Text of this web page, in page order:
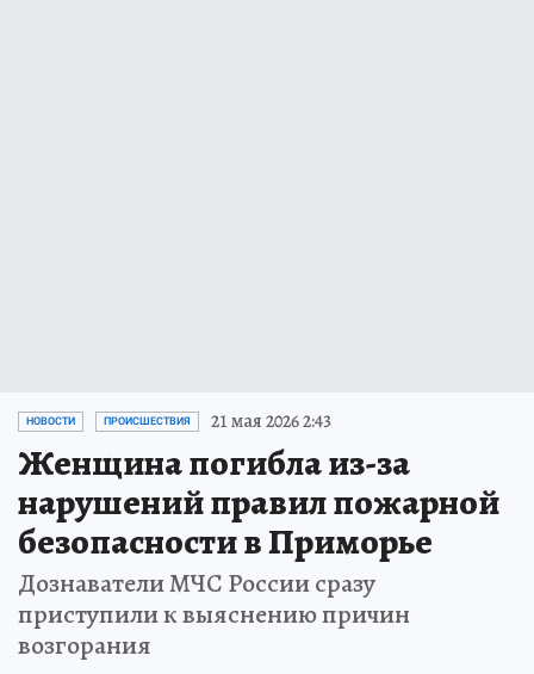
НОВОСТИ ПРОИСШЕСТВИЯ 21 мая 2026 2:43
Женщина погибла из-за
нарушений правил пожарной
безопасности в Приморье
Дознаватели МЧС России сразу
приступили к выяснению причин
возгорания